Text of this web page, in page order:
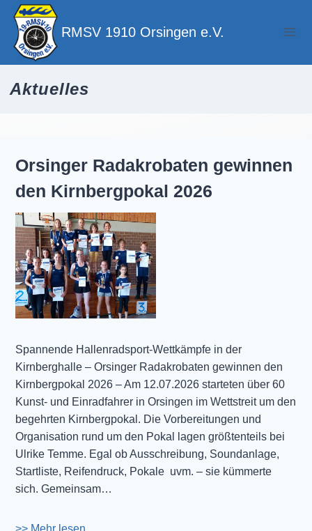
Zum
Inhalt
springen
RMSV 1910 Orsingen e.V.
Aktuelles
Orsinger Radakrobaten gewinnen
den Kirnbergpokal 2026
Spannende Hallenradsport-Wettkämpfe in der
Kirnberghalle – Orsinger Radakrobaten gewinnen den
Kirnbergpokal 2026 – Am 12.07.2026 starteten über 60
Kunst- und Einradfahrer in Orsingen im Wettstreit um den
begehrten Kirnbergpokal. Die Vorbereitungen und
Organisation rund um den Pokal lagen größtenteils bei
Ulrike Temme. Egal ob Ausschreibung, Soundanlage,
Startliste, Reifendruck, Pokale uvm. – sie kümmerte
sich. Gemeinsam…
>> Mehr lesen